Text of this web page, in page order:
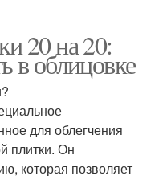
20 на 20:
в облицовке
для облегчения
плитки. Он
которая позволяет